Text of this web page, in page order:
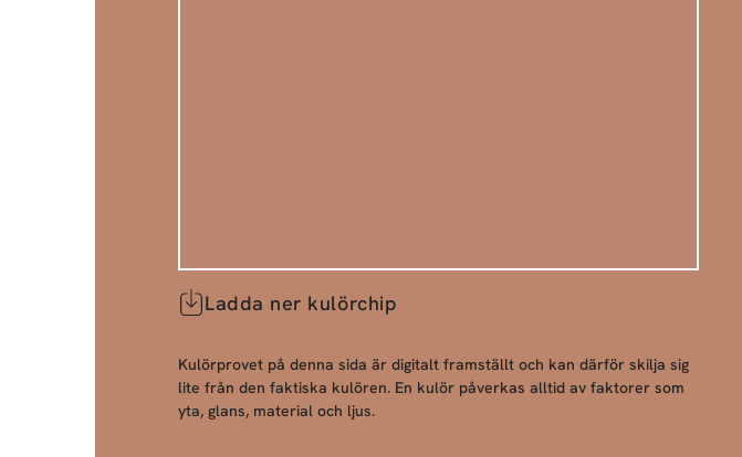
Ladda ner kulörchip
Kulörprovet på denna sida är digitalt framställt och kan därför skilja sig
lite från den faktiska kulören. En kulör påverkas alltid av faktorer som
yta, glans, material och ljus.